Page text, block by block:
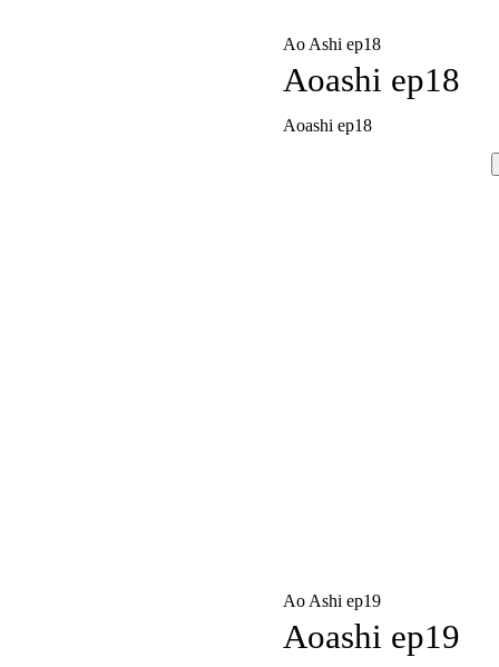
Ao Ashi ep18
Aoashi ep18
Aoashi ep18
Ao Ashi ep19
Aoashi ep19